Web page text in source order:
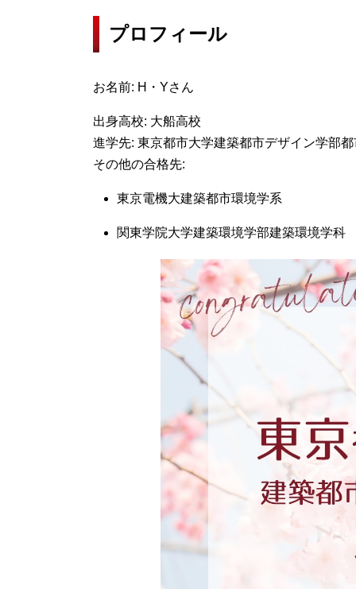
プロフィール
お名前: H・Yさん
出身高校: 大船高校
進学先: 東京都市大学建築都市デザイン学部
その他の合格先:
東京電機大建築都市環境学系
関東学院大学建築環境学部建築環境学科